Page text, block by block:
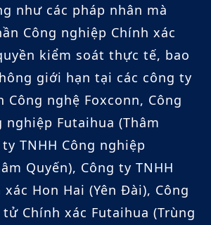
như các pháp nhân mà
Công nghiệp Chính xác
kiểm soát thực tế, bao
giới hạn tại các công ty
Công nghệ Foxconn, Công
nghiệp Futaihua (Thâm
TNHH Công nghiệp
Quyến), Công ty TNHH
Hon Hai (Yên Đài), Công
Chính xác Futaihua (Trùng